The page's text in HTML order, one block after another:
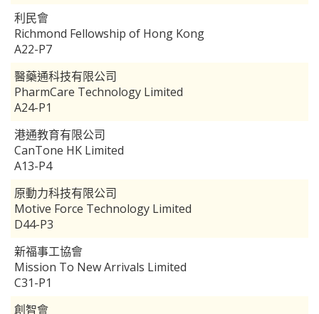
利民會
Richmond Fellowship of Hong Kong
A22-P7
醫藥通科技有限公司
PharmCare Technology Limited
A24-P1
港通教育有限公司
CanTone HK Limited
A13-P4
原動力科技有限公司
Motive Force Technology Limited
D44-P3
新福事工協會
Mission To New Arrivals Limited
C31-P1
創智會